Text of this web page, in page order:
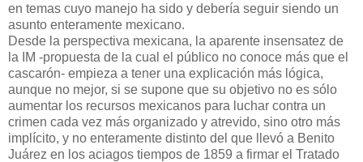
en temas cuyo manejo ha sido y debería seguir siendo un
asunto enteramente mexicano.
Desde la perspectiva mexicana, la aparente insensatez de
la IM -propuesta de la cual el público no conoce más que el
cascarón- empieza a tener una explicación más lógica,
aunque no mejor, si se supone que su objetivo no es sólo
aumentar los recursos mexicanos para luchar contra un
crimen cada vez más organizado y atrevido, sino otro más
implícito, y no enteramente distinto del que llevó a Benito
Juárez en los aciagos tiempos de 1859 a firmar el Tratado